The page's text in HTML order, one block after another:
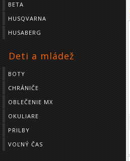
BETA
HUSQVARNA
HUSABERG
Deti a mládež
BOTY
CHRÁNIČE
OBLEČENIE MX
OKULIARE
PRILBY
VOĽNÝ ČAS